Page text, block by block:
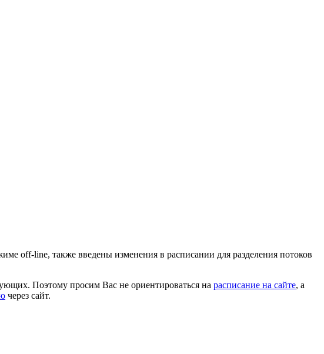
off-line, также введены изменения в расписании для разделения потоков
Поэтому просим Вас не ориентироваться на расписание на сайте, а
через сайт.